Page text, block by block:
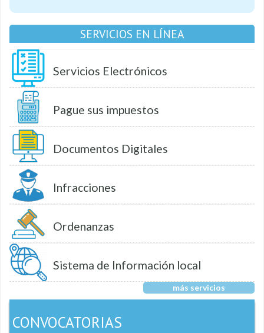
SERVICIOS EN LÍNEA
Servicios Electrónicos
Pague sus impuestos
Documentos Digitales
Infracciones
Ordenanzas
Sistema de Información local
más servicios
CONVOCATORIAS